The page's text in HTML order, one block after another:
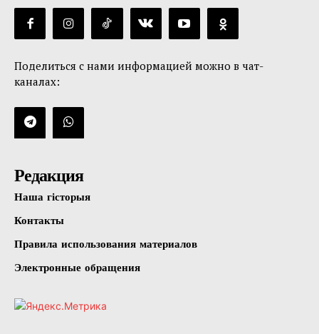
Поделиться с нами информацией можно в чат-
каналах:
Редакция
Наша гісторыя
Контакты
Правила использования материалов
Электронные обращения